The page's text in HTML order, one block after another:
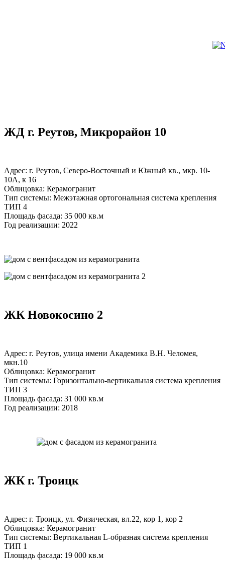
ЖД г. Реутов, Микрорайон 10
Адрес: г. Реутов, Северо-Восточный и Южный кв., мкр. 10-
10А, к 16
Облицовка: Керамогранит
Тип системы: Межэтажная ортогональная система крепления
ТИП 4
Площадь фасада: 35 000 кв.м
Год реализации: 2022
ЖК Новокосино 2
Адрес: г. Реутов, улица имени Академика В.Н. Челомея,
мкн.10
Облицовка: Керамогранит
Тип системы: Горизонтально-вертикальная система крепления
ТИП 3
Площадь фасада: 31 000 кв.м
Год реализации: 2018
ЖК г. Троицк
Адрес: г. Троицк, ул. Физическая, вл.22, кор 1, кор 2
Облицовка: Керамогранит
Тип системы: Вертикальная L-образная система крепления
ТИП 1
Площадь фасада: 19 000 кв.м